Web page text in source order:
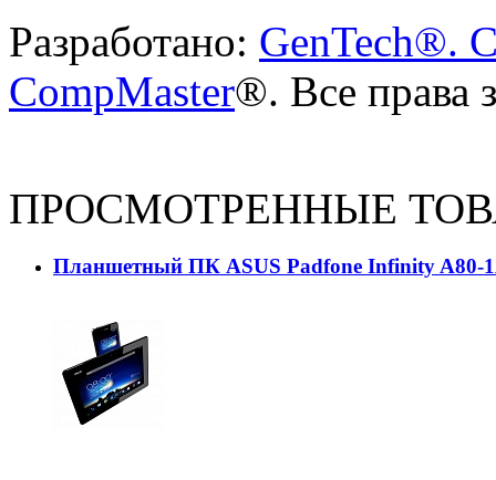
Разработано: GenTech®.
CompMaster®. Все права
ПРОСМОТРЕННЫЕ
Планшетный ПК ASUS Padfone Infinity A80-